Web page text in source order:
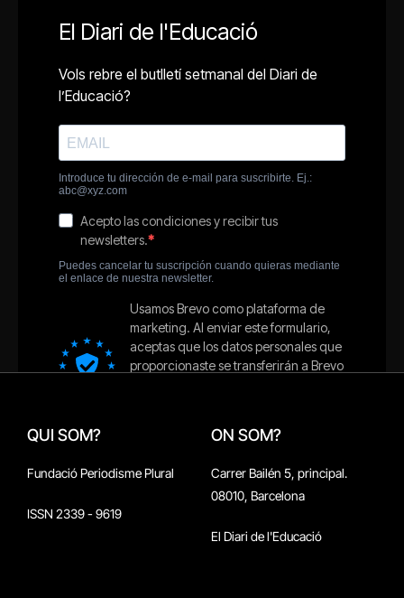
QUI SOM?
Fundació Periodisme Plural
ISSN 2339 - 9619
ON SOM?
Carrer Bailén 5, principal.
08010, Barcelona
El Diari de l'Educació